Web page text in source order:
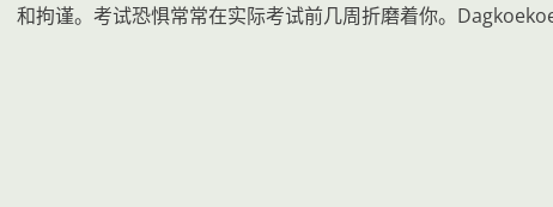
和拘谨。考试恐惧常常在实际考试前几周折磨着你。